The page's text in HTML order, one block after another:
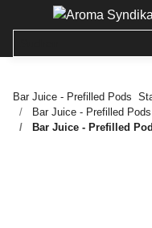
Bar Juice - Prefilled Pods
Bar Juice - Prefilled Pods
Bar Juice - Prefilled